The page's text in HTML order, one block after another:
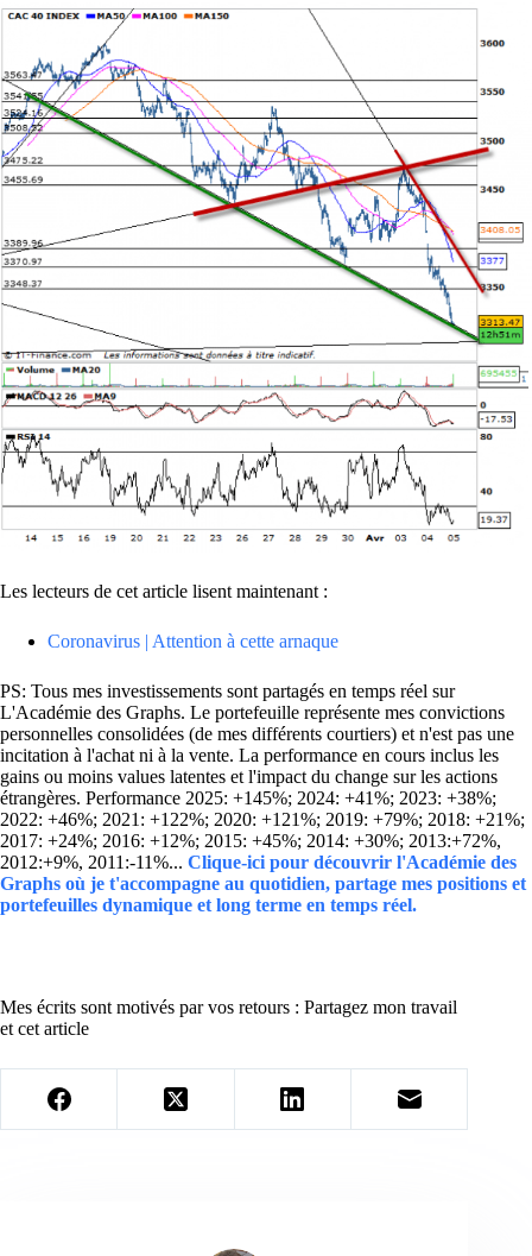
Les lecteurs de cet article lisent maintenant :
Coronavirus | Attention à cette arnaque
PS: Tous mes investissements sont partagés en temps réel sur
L'Académie des Graphs. Le portefeuille représente mes convictions
personnelles consolidées (de mes différents courtiers) et n'est pas une
incitation à l'achat ni à la vente. La performance en cours inclus les
gains ou moins values latentes et l'impact du change sur les actions
étrangères. Performance 2025: +145%; 2024: +41%; 2023: +38%;
2022: +46%; 2021: +122%; 2020: +121%; 2019: +79%; 2018: +21%;
2017: +24%; 2016: +12%; 2015: +45%; 2014: +30%; 2013:+72%,
2012:+9%, 2011:-11%... Clique-ici pour découvrir l'Académie des
Graphs où je t'accompagne au quotidien, partage mes positions et
portefeuilles dynamique et long terme en temps réel.
Mes écrits sont motivés par vos retours : Partagez mon travail
et cet article